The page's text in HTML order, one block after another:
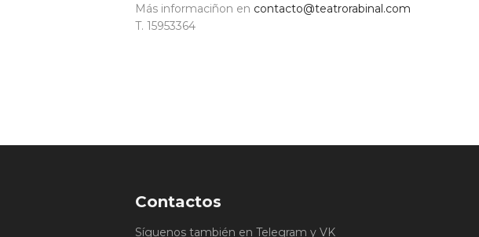
Más informaciñon en contacto@teatrorabinal.com
T. 15953364
Contactos
Síguenos también en Telegram y VK